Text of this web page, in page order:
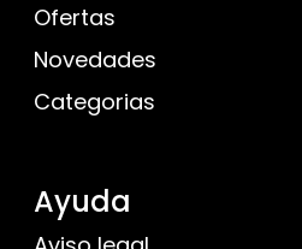
Ofertas
Novedades
Categorias
Ayuda